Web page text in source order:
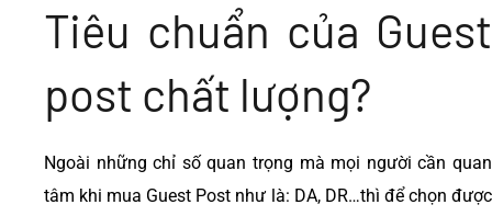
Tiêu chuẩn của Guest
post chất lượng?
Ngoài những chỉ số quan trọng mà mọi người cần quan
tâm khi mua Guest Post như là: DA, DR…thì để chọn được